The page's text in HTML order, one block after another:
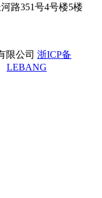
路351号4号楼5楼
限公司 浙ICP备
LEBANG